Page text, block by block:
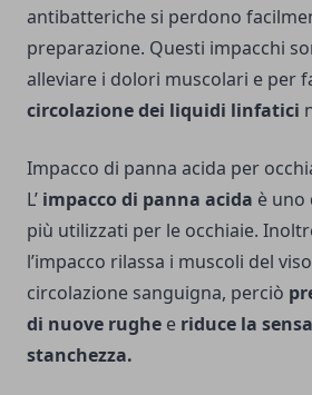
antibatteriche si perdono
preparazione. Questi impacchi
alleviare i dolori muscolari e per
circolazione dei liquidi linfatici
Impacco di panna acida per
L’ impacco di panna acida è uno
più utilizzati per le occhiaie.
l’impacco rilassa i muscoli del
circolazione sanguigna, perciò
di nuove rughe e riduce la
stanchezza.